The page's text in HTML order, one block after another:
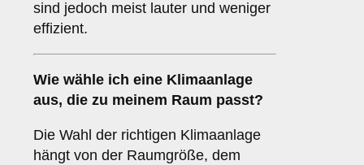
sind jedoch meist lauter und weniger
effizient.
Wie wähle ich eine Klimaanlage
aus, die zu meinem Raum passt?
Die Wahl der richtigen Klimaanlage
hängt von der Raumgröße, dem